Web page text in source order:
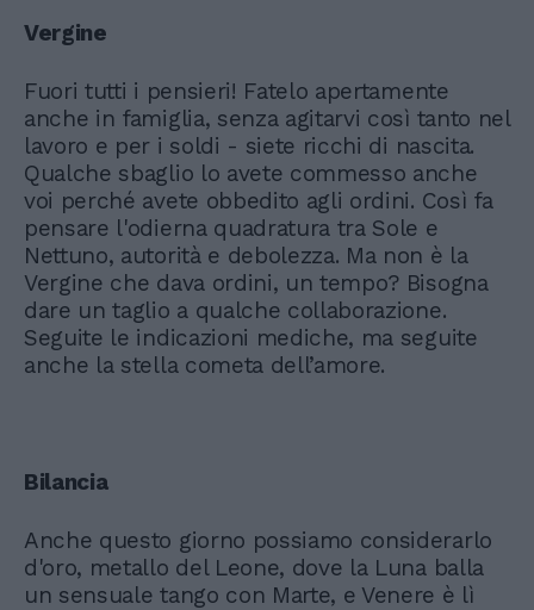
Vergine
Fuori tutti i pensieri! Fatelo apertamente
anche in famiglia, senza agitarvi così tanto nel
lavoro e per i soldi - siete ricchi di nascita.
Qualche sbaglio lo avete commesso anche
voi perché avete obbedito agli ordini. Così fa
pensare l'odierna quadratura tra Sole e
Nettuno, autorità e debolezza. Ma non è la
Vergine che dava ordini, un tempo? Bisogna
dare un taglio a qualche collaborazione.
Seguite le indicazioni mediche, ma seguite
anche la stella cometa dell’amore.
Bilancia
Anche questo giorno possiamo considerarlo
d'oro, metallo del Leone, dove la Luna balla
un sensuale tango con Marte, e Venere è lì